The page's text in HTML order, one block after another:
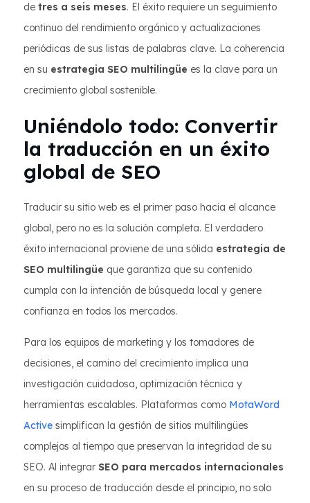
de tres a seis meses. El éxito requiere un seguimiento
continuo del rendimiento orgánico y actualizaciones
periódicas de sus listas de palabras clave. La coherencia
en su estrategia SEO multilingüe es la clave para un
crecimiento global sostenible.
Uniéndolo todo: Convertir
la traducción en un éxito
global de SEO
Traducir su sitio web es el primer paso hacia el alcance
global, pero no es la solución completa. El verdadero
éxito internacional proviene de una sólida estrategia de
SEO multilingüe que garantiza que su contenido
cumpla con la intención de búsqueda local y genere
confianza en todos los mercados.
Para los equipos de marketing y los tomadores de
decisiones, el camino del crecimiento implica una
investigación cuidadosa, optimización técnica y
herramientas escalables. Plataformas como MotaWord
Active simplifican la gestión de sitios multilingües
complejos al tiempo que preservan la integridad de su
SEO. Al integrar SEO para mercados internacionales
en su proceso de traducción desde el principio, no solo